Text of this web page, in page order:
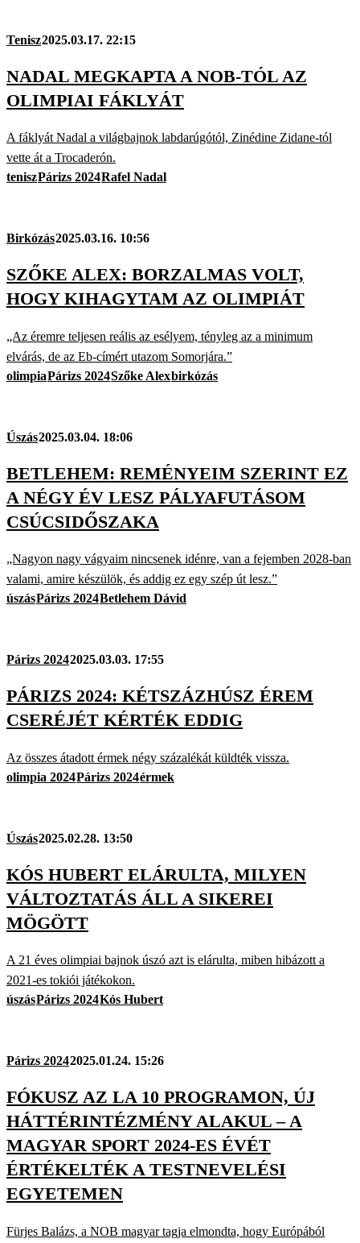
Tenisz2025.03.17. 22:15
NADAL MEGKAPTA A NOB-TÓL AZ
OLIMPIAI FÁKLYÁT
A fáklyát Nadal a világbajnok labdarúgótól, Zinédine Zidane-tól
vette át a Trocaderón.
teniszPárizs 2024Rafel Nadal
Birkózás2025.03.16. 10:56
SZŐKE ALEX: BORZALMAS VOLT,
HOGY KIHAGYTAM AZ OLIMPIÁT
„Az éremre teljesen reális az esélyem, tényleg az a minimum
elvárás, de az Eb-címért utazom Somorjára.”
olimpiaPárizs 2024Szőke Alexbirkózás
Úszás2025.03.04. 18:06
BETLEHEM: REMÉNYEIM SZERINT EZ
A NÉGY ÉV LESZ PÁLYAFUTÁSOM
CSÚCSIDŐSZAKA
„Nagyon nagy vágyaim nincsenek idénre, van a fejemben 2028-ban
valami, amire készülök, és addig ez egy szép út lesz.”
úszásPárizs 2024Betlehem Dávid
Párizs 20242025.03.03. 17:55
PÁRIZS 2024: KÉTSZÁZHÚSZ ÉREM
CSERÉJÉT KÉRTÉK EDDIG
Az összes átadott érmek négy százalékát küldték vissza.
olimpia 2024Párizs 2024érmek
Úszás2025.02.28. 13:50
KÓS HUBERT ELÁRULTA, MILYEN
VÁLTOZTATÁS ÁLL A SIKEREI
MÖGÖTT
A 21 éves olimpiai bajnok úszó azt is elárulta, miben hibázott a
2021-es tokiói játékokon.
úszásPárizs 2024Kós Hubert
Párizs 20242025.01.24. 15:26
FÓKUSZ AZ LA 10 PROGRAMON, ÚJ
HÁTTÉRINTÉZMÉNY ALAKUL – A
MAGYAR SPORT 2024-ES ÉVÉT
ÉRTÉKELTÉK A TESTNEVELÉSI
EGYETEMEN
Fürjes Balázs, a NOB magyar tagja elmondta, hogy Európából